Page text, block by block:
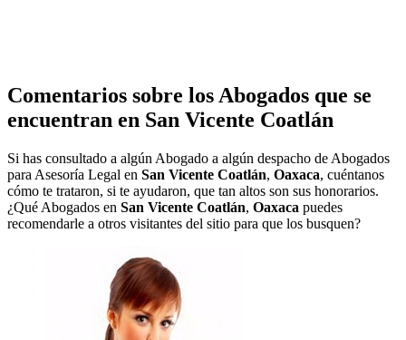
Comentarios sobre los Abogados que se
encuentran en San Vicente Coatlán
Si has consultado a algún Abogado a algún despacho de Abogados
para Asesoría Legal en San Vicente Coatlán, Oaxaca, cuéntanos
cómo te trataron, si te ayudaron, que tan altos son sus honorarios.
¿Qué Abogados en San Vicente Coatlán, Oaxaca puedes
recomendarle a otros visitantes del sitio para que los busquen?